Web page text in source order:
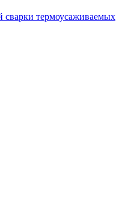
сварки термоусаживаемых